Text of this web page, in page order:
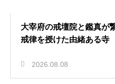
大宰府の戒壇院と鑑真が
戒律を授けた由緒ある寺
2026.08.08